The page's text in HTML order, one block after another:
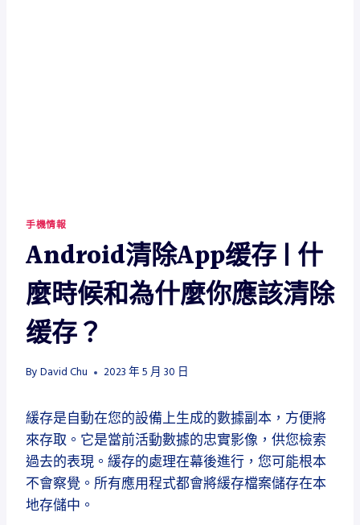
手機情報
Android清除App缓存 | 什
麼時候和為什麼你應該清除
缓存？
By David Chu 2023 年 5 月 30 日
緩存是自動在您的設備上生成的數據副本，方便將
來存取。它是當前活動數據的忠實影像，供您檢索
過去的表現。緩存的處理在幕後進行，您可能根本
不會察覺。所有應用程式都會將緩存檔案儲存在本
地存儲中。